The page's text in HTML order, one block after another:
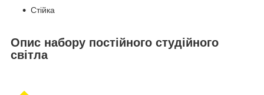
Стійка
Опис набору постійного студійного
світла